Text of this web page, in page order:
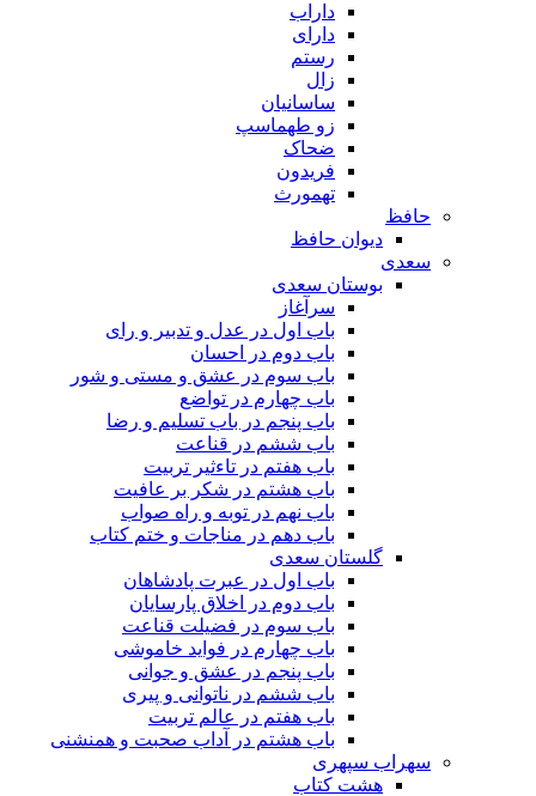
داراب
دارای
رستم
زال
ساسانیان
زو طهماسپ‏
ضحاک
فریدون
تهمورث
حافظ
دیوان حافظ
سعدی
بوستان سعدی
سرآغاز
باب اول در عدل و تدبیر و رای
باب دوم در احسان
باب سوم در عشق و مستی و شور
باب چهارم در تواضع
باب پنجم در باب تسلیم و رضا
باب ششم در قناعت
باب هفتم در تاءثیر تربیت
باب هشتم در شکر بر عافیت
باب نهم در توبه و راه صواب
باب دهم در مناجات و ختم کتاب
گلستان سعدی
باب اول در عبرت پادشاهان
باب دوم در اخلاق پارسایان
باب سوم در فضیلت قناعت
باب چهارم در فواید خاموشى
باب پنجم در عشق و جوانى
باب ششم در ناتوانى و پیرى
باب هفتم در عالم تربیت
باب هشتم در آداب صحبت و همنشنى
سهراب سپهری
هشت کتاب